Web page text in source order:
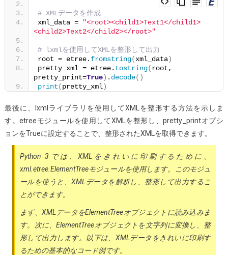
# XMLデータを作成
xml_data =
"<root><child1>Text1</child1>
<child2>Text2</child2></root>"
# lxmlを使用してXMLを整形して出力
root = etree. fromstring(xml_data)
pretty_xml = etree. tostring(root,
pretty_print=True) . decode()
print(pretty_xml)
最後に、lxmlライブラリを使用してXMLを整形する方法を示しま
す。etreeモジュールを使用してXMLを整形し、pretty_printオプシ
ョンをTrueに設定することで、整形されたXMLを取得できます。
Python 3では、XMLをきれいに印刷するために、
xml.etree.ElementTreeモジュールを使用します。このモジュ
ールを使うと、XMLデータを解析し、整形して出力するこ
とができます。
まず、XMLデータをElementTreeオブジェクトに読み込みま
す。次に、ElementTreeオブジェクトを文字列に変換し、整
形して出力します。以下は、XMLデータをきれいに印刷す
るための基本的なコード例です。